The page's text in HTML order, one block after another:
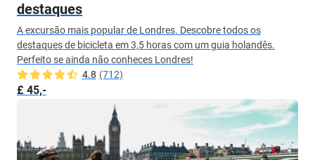
destaques
A excursão mais popular de Londres. Descobre todos os
destaques de bicicleta em 3,5 horas com um guia holandês.
Perfeito se ainda não conheces Londres!
4.8 (712)
£ 45,-